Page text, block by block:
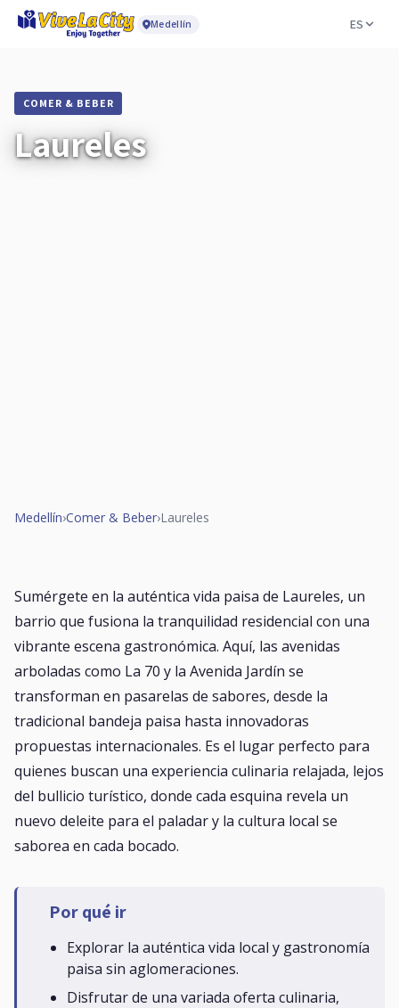
Medellín ES
COMER & BEBER
Laureles
Medellín›Comer & Beber›Laureles
Sumérgete en la auténtica vida paisa de Laureles, un
barrio que fusiona la tranquilidad residencial con una
vibrante escena gastronómica. Aquí, las avenidas
arboladas como La 70 y la Avenida Jardín se
transforman en pasarelas de sabores, desde la
tradicional bandeja paisa hasta innovadoras
propuestas internacionales. Es el lugar perfecto para
quienes buscan una experiencia culinaria relajada, lejos
del bullicio turístico, donde cada esquina revela un
nuevo deleite para el paladar y la cultura local se
saborea en cada bocado.
Por qué ir
Explorar la auténtica vida local y gastronomía
paisa sin aglomeraciones.
Disfrutar de una variada oferta culinaria,